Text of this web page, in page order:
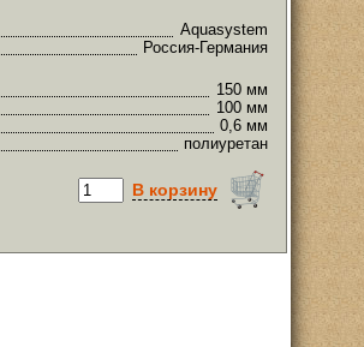
Aquasystem
Россия-Германия
150 мм
100 мм
0,6 мм
полиуретан
В корзину